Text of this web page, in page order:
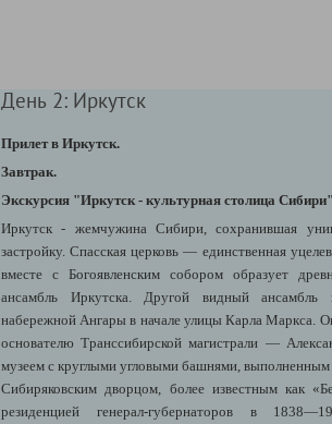
День 2: Иркутск
Прилет в Иркутск.
Завтрак.
Экскурсия "Иркутск - культурная столица
Иркутск - жемчужина Сибири, сохранившая
застройку. Спасская церковь — единственная
вместе с Богоявленским собором образует
ансамбль Иркутска. Другой видный ансамбль
набережной Ангары в начале улицы Карла Маркса.
основателю Транссибирской магистрали —
музеем с круглыми угловыми башнями, выполненным
Сибиряковским дворцом, более известным как
резиденцией генерал-губернаторов в